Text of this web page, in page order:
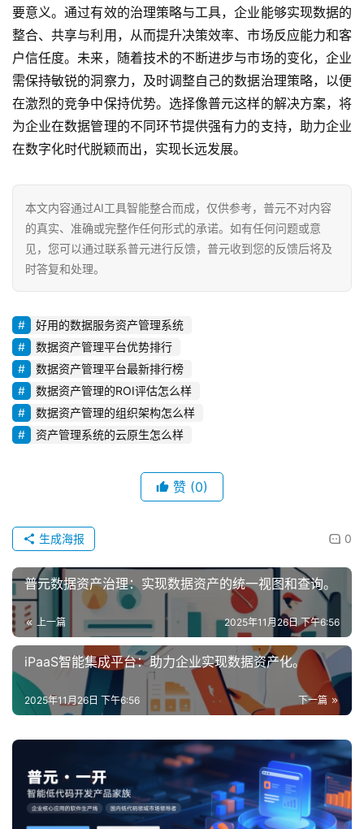
要意义。通过有效的治理策略与工具，企业能够实现数据的
整合、共享与利用，从而提升决策效率、市场反应能力和客
户信任度。未来，随着技术的不断进步与市场的变化，企业
需保持敏锐的洞察力，及时调整自己的数据治理策略，以便
在激烈的竞争中保持优势。选择像普元这样的解决方案，将
为企业在数据管理的不同环节提供强有力的支持，助力企业
在数字化时代脱颖而出，实现长远发展。
本文内容通过AI工具智能整合而成，仅供参考，普元不对内容
的真实、准确或完整作任何形式的承诺。如有任何问题或意
见，您可以通过联系普元进行反馈，普元收到您的反馈后将及
时答复和处理。
好用的数据服务资产管理系统
数据资产管理平台优势排行
数据资产管理平台最新排行榜
数据资产管理的ROI评估怎么样
数据资产管理的组织架构怎么样
资产管理系统的云原生怎么样
赞 (0)
0
生成海报
普元数据资产治理：实现数据资产的统一视图和查询。
上一篇 2025年11月26日 下午6:56
iPaaS智能集成平台：助力企业实现数据资产化。
下一篇
2025年11月26日 下午6:56